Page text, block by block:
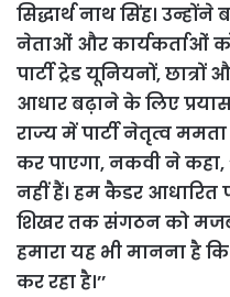
सिद्धार्थ नाथ सिंह।
नेताओं और कार्यकर्ताओं
पार्टी ट्रेड यूनियनों,
आधार बढ़ाने के लिए
राज्य में पार्टी नेतृत्व
कर पाएगा, नकवी ने कहा,
नहीं हैं। हम कैडर आधारित
शिखर तक संगठन को
हमारा यह भी मानना है
कर रहा है।’’